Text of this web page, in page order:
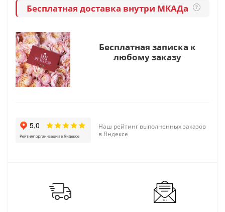
Бесплатная доставка внутри МКАДа ?
Бесплатная записка к
любому заказу
Наш рейтинг выполненных заказов
в Яндексе